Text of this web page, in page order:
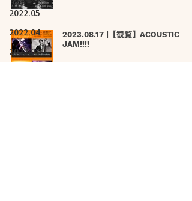
2022.05
2022.04
2022.03
2023.08.17 |【観覧】ACOUSTIC
JAM!!!!